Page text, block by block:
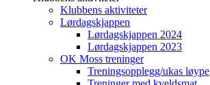
Klubbens aktiviteter
Lørdagskjappen
Lørdagskjappen 2024
Lørdagskjappen 2023
OK Moss treninger
Treningsopplegg/ukas løype